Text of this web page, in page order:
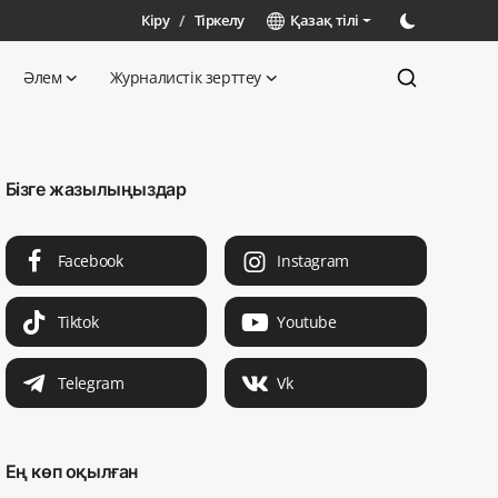
Кіру / Тіркелу Қазақ тілі
Әлем Журналистік зерттеу
Бізге жазылыңыздар
Facebook Instagram
Tiktok Youtube
Telegram Vk
Ең көп оқылған